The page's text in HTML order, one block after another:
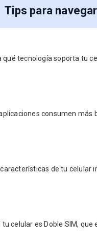
Tips para
qué tecnología soporta tu
consumen más
de tu celular
celular es Doble SIM, que